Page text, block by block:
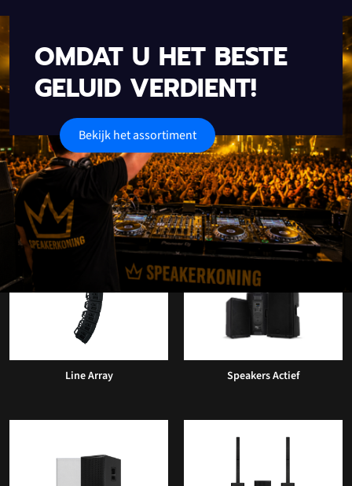
OMDAT U HET BESTE
GELUID VERDIENT!
Bekijk het assortiment
Onze populaire categorieën
Line Array Speakers Actief